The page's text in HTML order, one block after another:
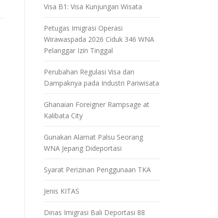
Visa B1: Visa Kunjungan Wisata
Petugas Imigrasi Operasi
Wirawaspada 2026 Ciduk 346 WNA
Pelanggar Izin Tinggal
Perubahan Regulasi Visa dan
Dampaknya pada Industri Pariwisata
Ghanaian Foreigner Rampsage at
Kalibata City
Gunakan Alamat Palsu Seorang
WNA Jepang Dideportasi
Syarat Perizinan Penggunaan TKA
Jenis KITAS
Dinas Imigrasi Bali Deportasi 88